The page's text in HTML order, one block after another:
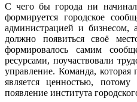
С чего бы города ни
формируется городское
администрацией и бизнесом,
должно появиться своё
формировалось самим
ресурсами, поучаствовали
управление. Команда, которая
является ценностью,
появление института